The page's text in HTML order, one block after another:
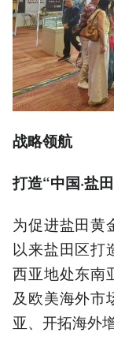
战略领航
打造“中国·盐
为促进盐田黄
以来盐田区打
西亚地处东南
及欧美海外市
亚、开拓海外